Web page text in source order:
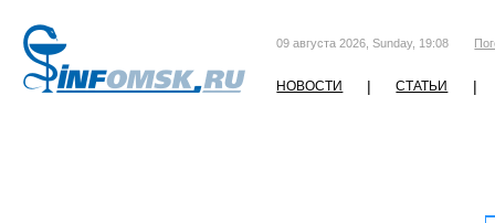
09 августа 2026, Sunday, 19:08
НОВОСТИ | СТАТЬИ |